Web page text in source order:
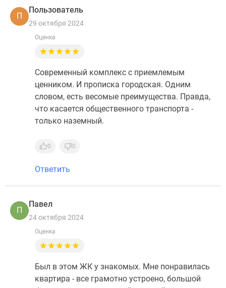
П
Пользователь
29 октября 2024
Оценка
Современный комплекс с приемлемым
ценником. И прописка городская. Одним
словом, есть весомые преимущества. Правда,
что касается общественного транспорта -
только наземный.
0 0
Ответить
П
Павел
24 октября 2024
Оценка
Был в этом ЖК у знакомых. Мне понравилась
квартира - все грамотно устроено, большой